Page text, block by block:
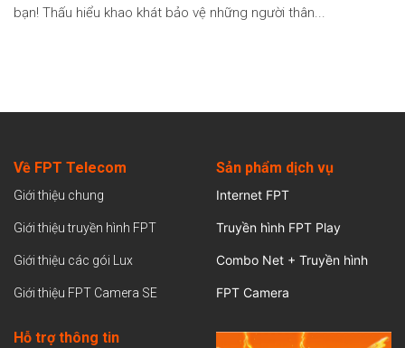
bạn! Thấu hiểu khao khát bảo vệ những người thân...
Về FPT Telecom
Giới thiệu chung
Giới thiệu truyền hình FPT
Giới thiệu các gói Lux
Giới thiệu FPT Camera SE
Sản phẩm dịch vụ
Internet FPT
Truyền hình FPT Play
Combo Net + Truyền hình
FPT Camera
Hỗ trợ thông tin